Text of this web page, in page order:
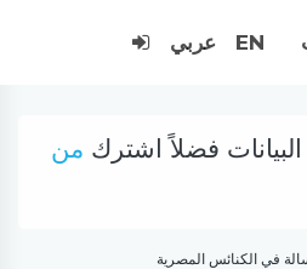
EN عربي
فضلاً اشترك من
في الكنائس المصرية